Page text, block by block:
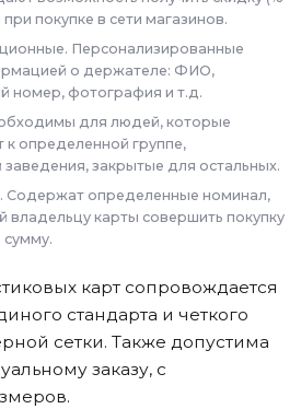
покупке в сети магазинов.
Персонализированные
о держателе: ФИО,
номер, фотография и т.д.
для людей, которые
определенной группе,
закрытые для остальных.
Содержат определенные номинал,
владельцу карты совершить покупку
сумму.
карт сопровождается
стандарта и четкого
сетки. Также допустима
заказу, с